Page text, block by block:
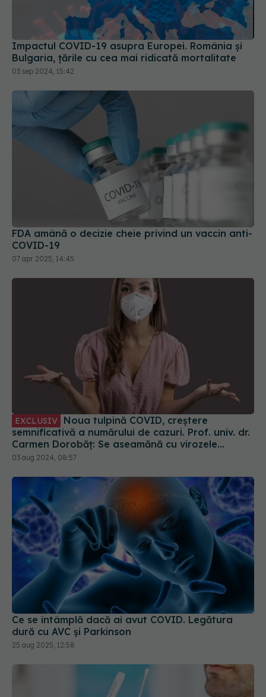
Impactul COVID-19 asupra Europei. România și
Bulgaria, țările cu cea mai ridicată mortalitate
03 sep 2024, 15:42
FDA amână o decizie cheie privind un vaccin anti-
07 apr 2025, 14:45
semnificativă a numărului de cazuri. Prof. univ. dr.
Carmen Dorobăț: Se aseamănă cu virozele
respiratorii. Nu necesită tratament simptomatic
03 aug 2024, 08:57
Ce se întâmplă dacă ai avut COVID. Legătura
dură cu AVC și Parkinson
25 aug 2025, 12:58